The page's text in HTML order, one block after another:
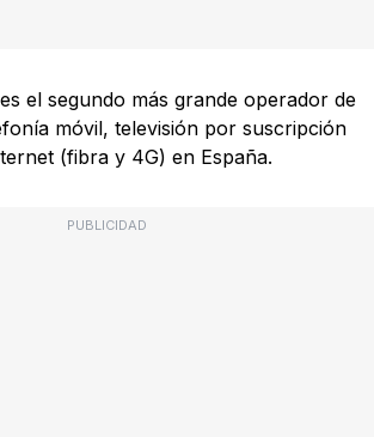
el segundo más grande operador de
móvil, televisión por suscripción
(fibra y 4G) en España.
PUBLICIDAD